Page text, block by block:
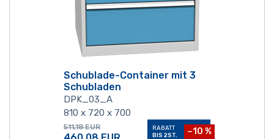
Schublade-Container mit 3
Schubladen
DPK_03_A
810 x 720 x 700
511,18 EUR
RABATT
BIS 2ST.
−10 %